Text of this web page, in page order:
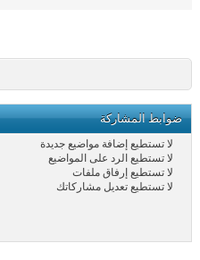
ضوابط المشاركة
لا تستطيعإضافة مواضيع جديدة
لا تستطيعالرد على المواضيع
لا تستطيعإرفاق ملفات
لا تستطيعتعديل مشاركاتك